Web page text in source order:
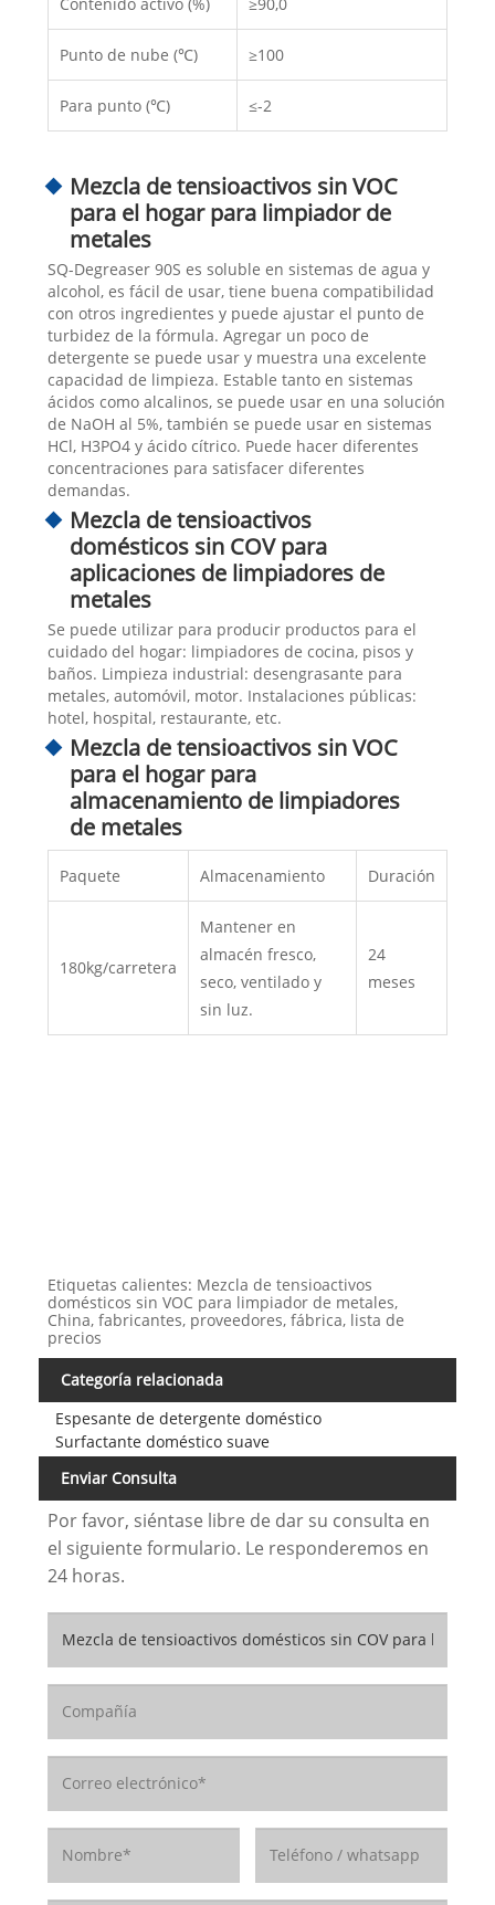
Punto de nube (℃) ≥100
Para punto (℃) ≤-2
Mezcla de tensioactivos sin VOC
para el hogar para limpiador de
metales
SQ-Degreaser 90S es soluble en sistemas de agua y
alcohol, es fácil de usar, tiene buena compatibilidad
con otros ingredientes y puede ajustar el punto de
turbidez de la fórmula. Agregar un poco de
detergente se puede usar y muestra una excelente
capacidad de limpieza. Estable tanto en sistemas
ácidos como alcalinos, se puede usar en una solución
de NaOH al 5%, también se puede usar en sistemas
HCl, H3PO4 y ácido cítrico. Puede hacer diferentes
concentraciones para satisfacer diferentes
demandas.
Mezcla de tensioactivos
domésticos sin COV para
aplicaciones de limpiadores de
metales
Se puede utilizar para producir productos para el
cuidado del hogar: limpiadores de cocina, pisos y
baños. Limpieza industrial: desengrasante para
metales, automóvil, motor. Instalaciones públicas:
hotel, hospital, restaurante, etc.
Mezcla de tensioactivos sin VOC
para el hogar para
almacenamiento de limpiadores
de metales
Paquete Almacenamiento Duración
180kg/carretera
Mantener en
almacén fresco,
seco, ventilado y
sin luz.
24
meses
Etiquetas calientes: Mezcla de tensioactivos
domésticos sin VOC para limpiador de metales,
China, fabricantes, proveedores, fábrica, lista de
precios
Categoría relacionada
Espesante de detergente doméstico
Surfactante doméstico suave
Enviar Consulta
Por favor, siéntase libre de dar su consulta en
el siguiente formulario. Le responderemos en
24 horas.